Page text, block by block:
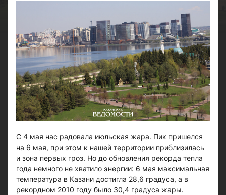
С 4 мая нас радовала июльская жара. Пик пришелся
на 6 мая, при этом к нашей территории приблизилась
и зона первых гроз. Но до обновления рекорда тепла
года немного не хватило энергии: 6 мая максимальная
температура в Казани достигла 28,6 градуса, а в
рекордном 2010 году было 30,4 градуса жары.